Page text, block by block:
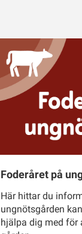
Foderåret på
Här hittar du
ungnötsgården
hjälpa dig med för